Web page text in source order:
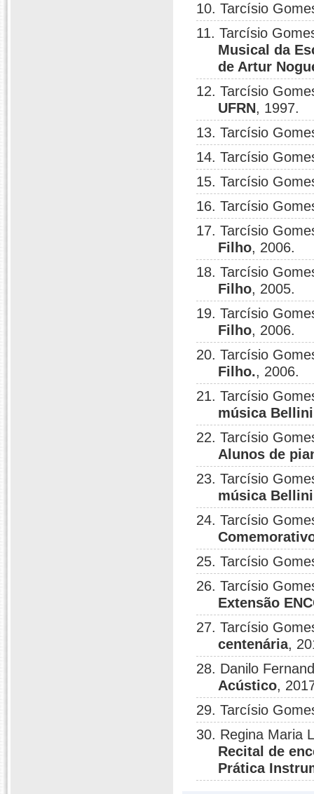
10. Tarcísio
11. Tarcísio
Musical da
de Artur
12. Tarcísio
UFRN, 1997.
13. Tarcísio
14. Tarcísio
15. Tarcísio
16. Tarcísio
17. Tarcísio
Filho, 2006.
18. Tarcísio
Filho, 2005.
19. Tarcísio
Filho, 2006.
20. Tarcísio
Filho., 2006.
21. Tarcísio
música
22. Tarcísio
Alunos de
23. Tarcísio
música
24. Tarcísio
25. Tarcísio
26. Tarcísio
Extensão
27. Tarcísio
centenária,
28. Danilo
Acústico,
29. Tarcísio
30. Regina Maria
Recital de
Prática